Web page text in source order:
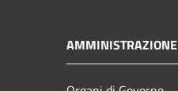
AMMINISTRAZIONE